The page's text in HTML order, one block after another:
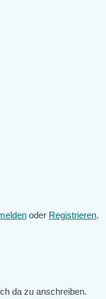
oder Registrieren.
da zu anschreiben.